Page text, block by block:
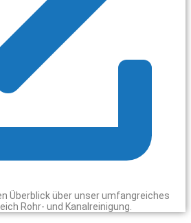
Überblick über unser umfangreiches
Rohr- und Kanalreinigung.